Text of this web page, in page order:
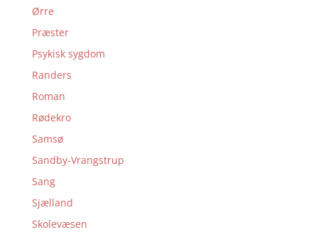
Ørre
Præster
Psykisk sygdom
Randers
Roman
Rødekro
Samsø
Sandby-Vrangstrup
Sang
Sjælland
Skolevæsen